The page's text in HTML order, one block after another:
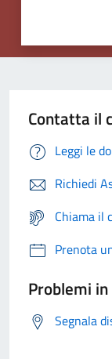
Contatta il
Leggi le
Richiedi
Chiama il
Prenota
Problemi
Segnala